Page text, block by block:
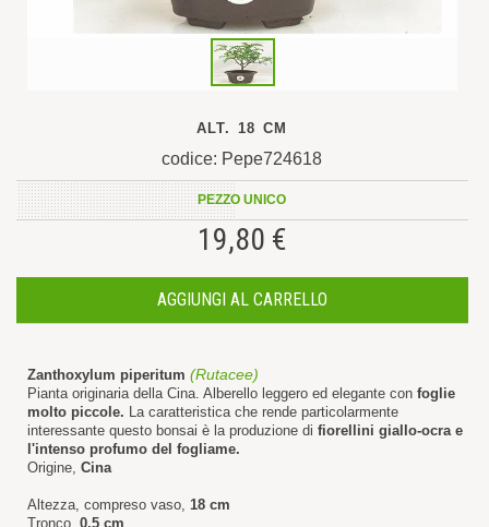
ALT. 18 CM
codice: Pepe724618
PEZZO UNICO
19,80 €
AGGIUNGI AL CARRELLO
Zanthoxylum piperitum (Rutacee)
Pianta originaria della Cina. Alberello leggero ed elegante con foglie
molto piccole. La caratteristica che rende particolarmente
interessante questo bonsai è la produzione di fiorellini giallo-ocra e
l'intenso profumo del fogliame.
Origine, Cina
Altezza, compreso vaso, 18 cm
Tronco, 0,5 cm